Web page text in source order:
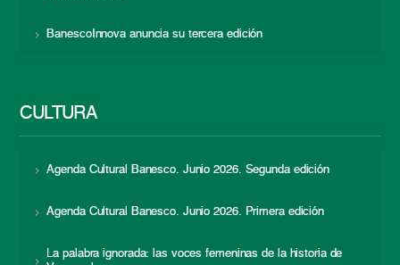
BanescoInnova anuncia su tercera edición
CULTURA
Agenda Cultural Banesco. Junio 2026. Segunda edición
Agenda Cultural Banesco. Junio 2026. Primera edición
La palabra ignorada: las voces femeninas de la historia de